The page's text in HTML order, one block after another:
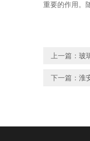
重要的作用。
上一篇： 玻
下一篇： 淮